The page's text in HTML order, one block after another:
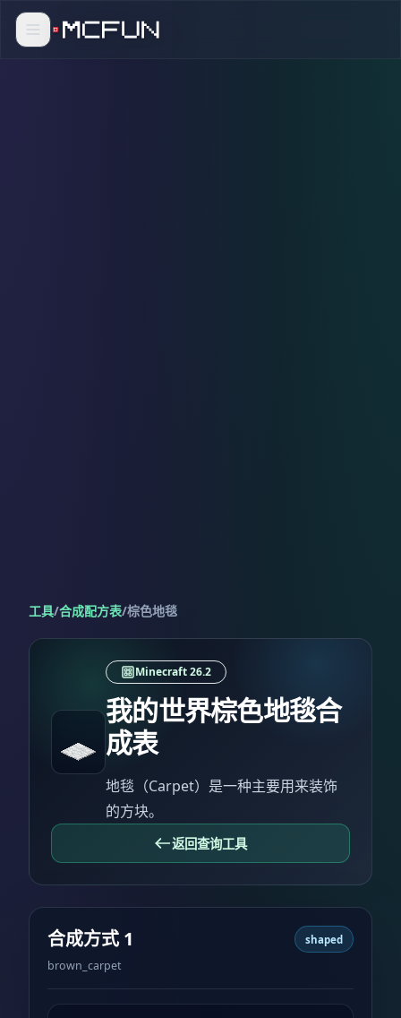
工具/合成配方表/棕色地毯
Minecraft 26.2
我的世界棕色地毯合
成表
地毯（Carpet）是一种主要用来装饰
的方块。
返回查询工具
合成方式 1
brown_carpet
shaped